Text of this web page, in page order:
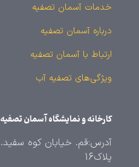
خدمات آسمان تصفیه
درباره آسمان تصفیه
ارتباط با آسمان تصفیه
ویژگی‌های تصفیه آب
کارخانه و نمایشگاه آسمان تصفیه
پلاک16